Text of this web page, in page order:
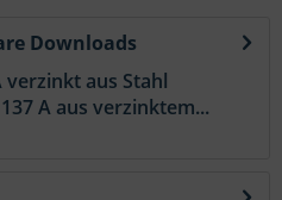
Downloads
verzinkt aus Stahl
A aus verzinktem...